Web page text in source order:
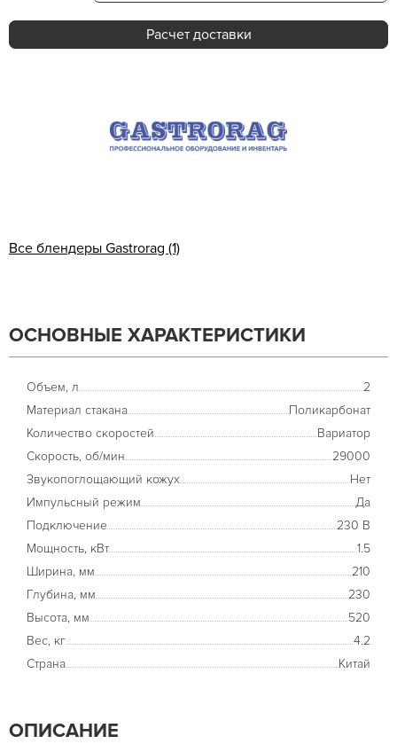
Расчет доставки
Все блендеры Gastrorag (1)
ОСНОВНЫЕ ХАРАКТЕРИСТИКИ
Объем, л
2
Материал стакана
Поликарбонат
Количество скоростей
Вариатор
Скорость, об/мин
29000
Звукопоглощающий кожух
Нет
Импульсный режим
Да
Подключение
230 В
Мощность, кВт
1.5
Ширина, мм
210
Глубина, мм
230
Высота, мм
520
Вес, кг
4.2
Страна
Китай
ОПИСАНИЕ